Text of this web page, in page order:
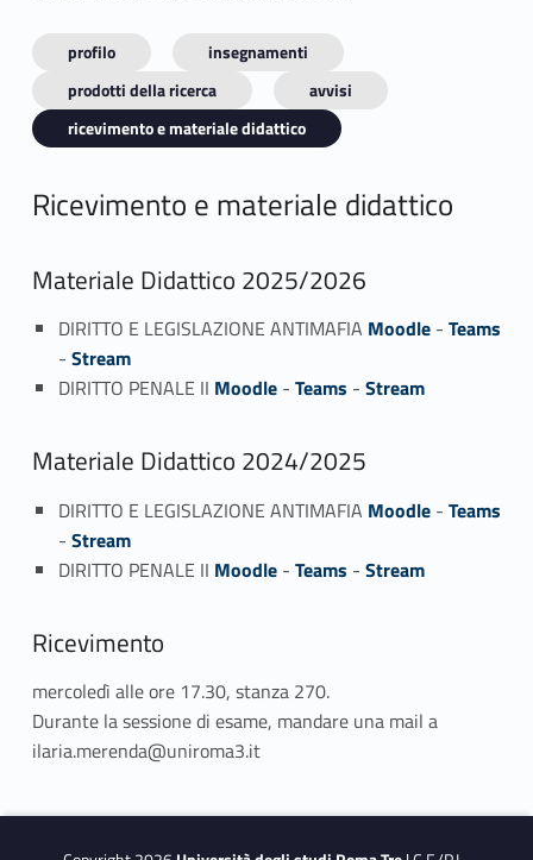
profilo
insegnamenti
prodotti della ricerca
avvisi
ricevimento e materiale didattico
Ricevimento e materiale didattico
Materiale Didattico 2025/2026
DIRITTO E LEGISLAZIONE ANTIMAFIA Moodle- Teams
- Stream
DIRITTO PENALE II Moodle- Teams - Stream
Materiale Didattico 2024/2025
DIRITTO E LEGISLAZIONE ANTIMAFIA Moodle- Teams
- Stream
DIRITTO PENALE II Moodle- Teams - Stream
Ricevimento
mercoledì alle ore 17.30, stanza 270.
Durante la sessione di esame, mandare una mail a
ilaria.merenda@uniroma3.it